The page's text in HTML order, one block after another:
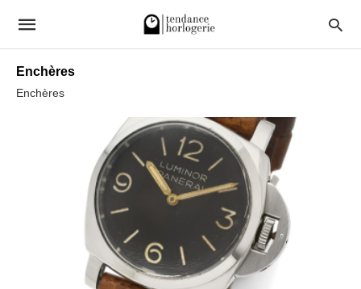
Enchères
Enchères